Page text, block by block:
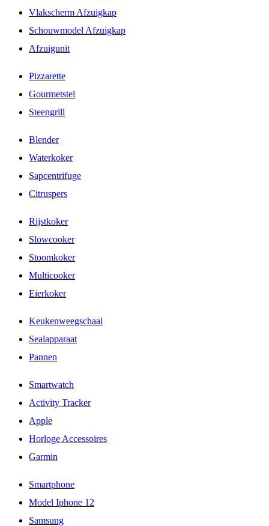
Vlakscherm Afzuigkap
Schouwmodel Afzuigkap
Afzuigunit
Pizzarette
Gourmetstel
Steengrill
Blender
Waterkoker
Sapcentrifuge
Citruspers
Rijstkoker
Slowcooker
Stoomkoker
Multicooker
Eierkoker
Keukenweegschaal
Sealapparaat
Pannen
Smartwatch
Activity Tracker
Apple
Horloge Accessoires
Garmin
Smartphone
Model Iphone 12
Samsung